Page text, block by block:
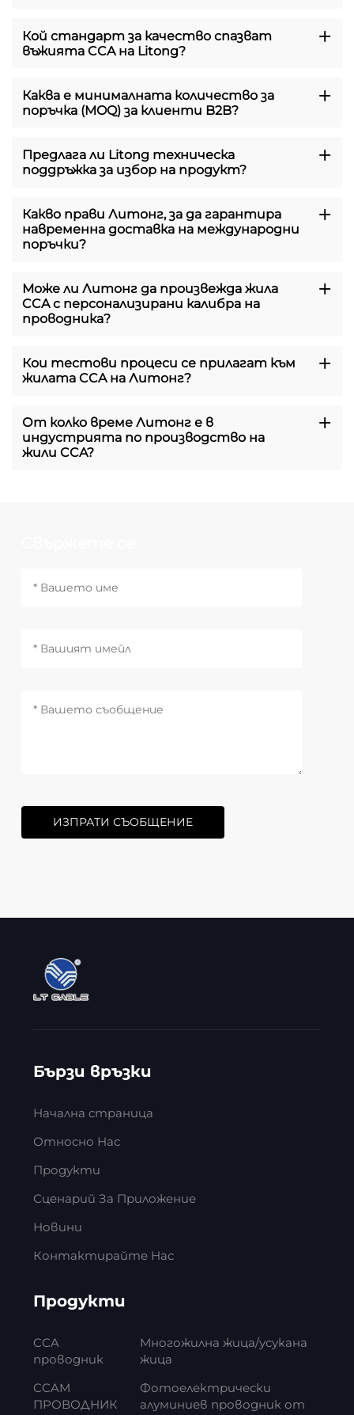
Кой стандарт за качество спазват
въжията CCA на Litong?
Каква е минималната количество за
поръчка (MOQ) за клиенти B2B?
Предлага ли Litong техническа
поддръжка за избор на продукт?
Какво прави Литонг, за да гарантира
навременна доставка на международни
поръчки?
Може ли Литонг да произвежда жила
CCA с персонализирани калибра на
проводника?
Кои тестови процеси се прилагат към
жилата CCA на Литонг?
От колко време Литонг е в
индустрията по производство на
жили CCA?
ИЗПРАТИ СЪОБЩЕНИЕ
Бързи връзки
Начална страница
Относно Нас
Продукти
Сценарий За Приложение
Новини
Контактирайте Нас
Продукти
CCA
проводник
CCAM
ПРОВОДНИК
Многожилна жица/усукана
жица
Фотоелектрически
алуминиев проводник от